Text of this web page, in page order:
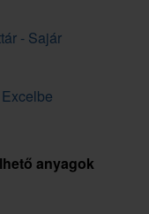
- Sajár
anyagok